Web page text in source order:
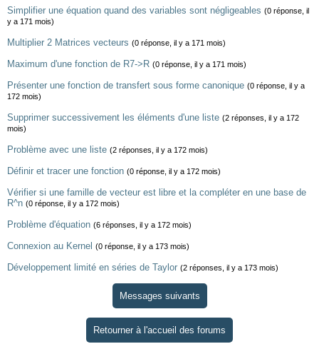
Simplifier une équation quand des variables sont négligeables (0 réponse, il
y a 171 mois)
Multiplier 2 Matrices vecteurs (0 réponse, il y a 171 mois)
Maximum d'une fonction de R7->R (0 réponse, il y a 171 mois)
Présenter une fonction de transfert sous forme canonique (0 réponse, il y a
172 mois)
Supprimer successivement les éléments d'une liste (2 réponses, il y a 172
mois)
Problème avec une liste (2 réponses, il y a 172 mois)
Définir et tracer une fonction (0 réponse, il y a 172 mois)
Vérifier si une famille de vecteur est libre et la compléter en une base de
R^n (0 réponse, il y a 172 mois)
Problème d'équation (6 réponses, il y a 172 mois)
Connexion au Kernel (0 réponse, il y a 173 mois)
Développement limité en séries de Taylor (2 réponses, il y a 173 mois)
Messages suivants
Retourner à l'accueil des forums